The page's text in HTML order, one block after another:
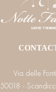
Via delle
50018 -